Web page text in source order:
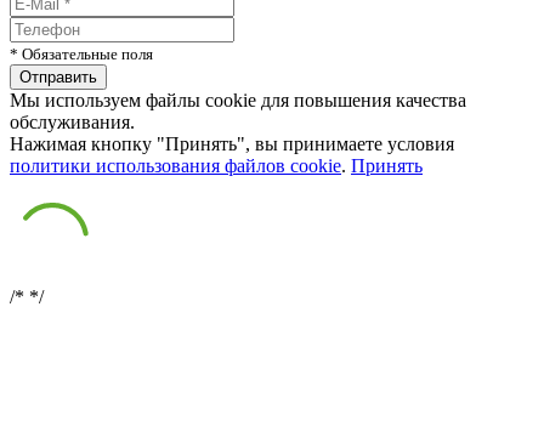
* Обязательные поля
Мы используем файлы cookie для повышения качества
обслуживания.
Нажимая кнопку "Принять", вы принимаете условия
политики использования файлов cookie. Принять
/* */